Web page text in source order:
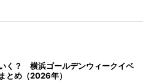
く？ 横浜ゴールデンウィークイベ
とめ（2026年）